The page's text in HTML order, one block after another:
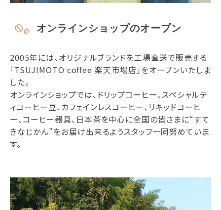
オンラインショップのオープン
2005年には、オリジナルブランドを工場直送で販売する
「TSUJIMOTO coffee 楽天市場店」をオープンいたしま
した。
オンラインショップでは、ドリップコーヒー、スペシャルテ
ィコーヒー豆、カフェインレスコーヒー、リキッドコーヒ
ー、コーヒー器具、日本茶を中心に全国の皆さまに“すて
きなじかん”をお届け出来るようスタッフ一同努めていま
す。